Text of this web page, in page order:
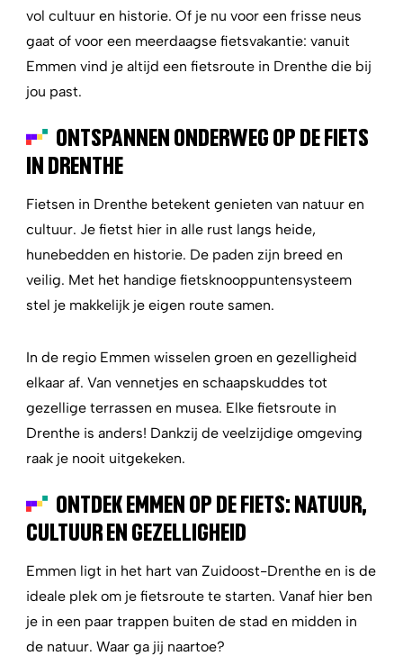
vol cultuur en historie. Of je nu voor een frisse neus
gaat of voor een meerdaagse fietsvakantie: vanuit
Emmen vind je altijd een fietsroute in Drenthe die bij
jou past.
ONTSPANNEN ONDERWEG OP DE FIETS
IN DRENTHE
Fietsen in Drenthe betekent genieten van natuur en
cultuur. Je fietst hier in alle rust langs heide,
hunebedden en historie. De paden zijn breed en
veilig. Met het handige fietsknooppuntensysteem
stel je makkelijk je eigen route samen.
In de regio Emmen wisselen groen en gezelligheid
elkaar af. Van vennetjes en schaapskuddes tot
gezellige terrassen en musea. Elke fietsroute in
Drenthe is anders! Dankzij de veelzijdige omgeving
raak je nooit uitgekeken.
ONTDEK EMMEN OP DE FIETS: NATUUR,
CULTUUR EN GEZELLIGHEID
Emmen ligt in het hart van Zuidoost-Drenthe en is de
ideale plek om je fietsroute te starten. Vanaf hier ben
je in een paar trappen buiten de stad en midden in
de natuur. Waar ga jij naartoe?